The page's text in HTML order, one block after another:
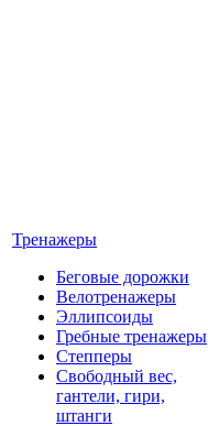
Тренажеры
Беговые дорожки
Велотренажеры
Эллипсоиды
Гребные тренажеры
Степперы
Свободный вес,
гантели, гири,
штанги